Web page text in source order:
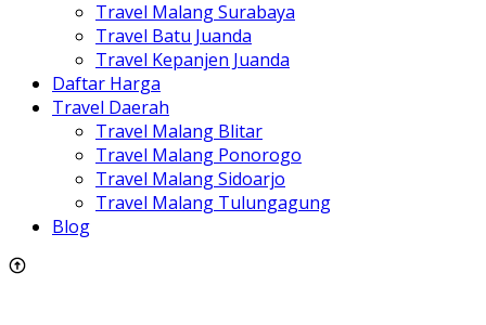
Travel Malang Surabaya
Travel Batu Juanda
Travel Kepanjen Juanda
Daftar Harga
Travel Daerah
Travel Malang Blitar
Travel Malang Ponorogo
Travel Malang Sidoarjo
Travel Malang Tulungagung
Blog